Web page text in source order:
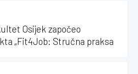
Osijek započeo
„Fit4Job: Stručna praksa